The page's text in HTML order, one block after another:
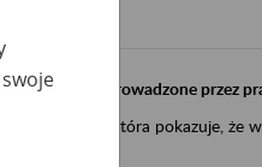
urzędu przeprowadzone przez
Społecznych, która pokazuje, że